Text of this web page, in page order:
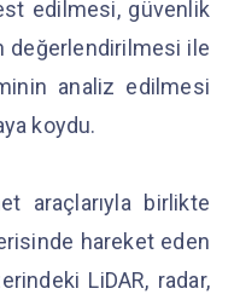
edilmesi, güvenlik
değerlendirilmesi ile
analiz edilmesi
koydu.
araçlarıyla birlikte
hareket eden
LiDAR, radar,